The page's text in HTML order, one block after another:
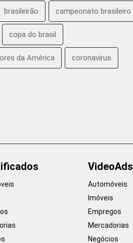
brasileirão campeonato brasileiro
copa do brasil
da América coronavirus
VideoAds
Automóveis
Imóveis
Empregos
Mercadorias
Negócios